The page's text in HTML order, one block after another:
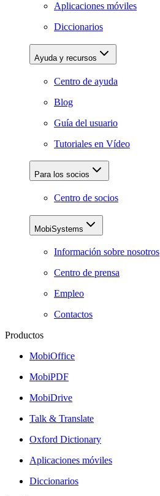
Aplicaciones móviles
Diccionarios
Ayuda y recursos
Centro de ayuda
Blog
Guía del usuario
Tutoriales en Vídeo
Para los socios
Centro de socios
MobiSystems
Información sobre nosotros
Centro de prensa
Empleo
Contactos
Productos
MobiOffice
MobiPDF
MobiDrive
Talk & Translate
Oxford Dictionary
Aplicaciones móviles
Diccionarios